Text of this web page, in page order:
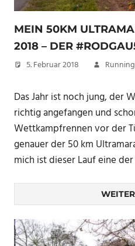
MEIN 50KM
2018 – DER
5. Februar 2018
Das Jahr ist noch jung, der
richtig angefangen und
Wettkampfrennen vor der
genauer der 50 km
mich ist dieser Lauf eine der